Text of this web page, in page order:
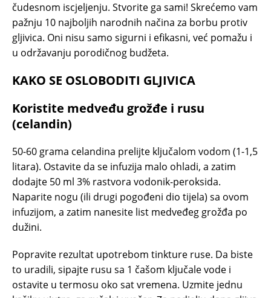
čudesnom iscjeljenju. Stvorite ga sami! Skrećemo vam
pažnju 10 najboljih narodnih načina za borbu protiv
gljivica. Oni nisu samo sigurni i efikasni, već pomažu i
u održavanju porodičnog budžeta.
KAKO SE OSLOBODITI GLJIVICA
Koristite medveđu grožđe i rusu
(celandin)
50-60 grama celandina prelijte ključalom vodom (1-1,5
litara). Ostavite da se infuzija malo ohladi, a zatim
dodajte 50 ml 3% rastvora vodonik-peroksida.
Naparite nogu (ili drugi pogođeni dio tijela) sa ovom
infuzijom, a zatim nanesite list medveđeg grožđa po
dužini.
Popravite rezultat upotrebom tinkture ruse. Da biste
to uradili, sipajte rusu sa 1 čašom ključale vode i
ostavite u termosu oko sat vremena. Uzmite jednu